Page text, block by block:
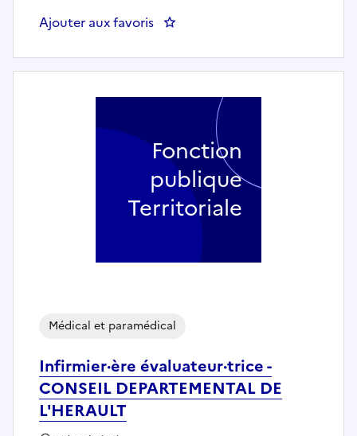
Ajouter aux favoris
Infirmier·ère évaluateur·trice -
CONSEIL DEPARTEMENTAL DE
L'HERAULT
Médical et paramédical
Fonction
publique
Territoriale